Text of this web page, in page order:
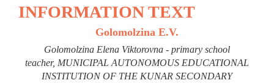
INFORMATION TEXT
Golomolzina E.V.
Golomolzina Elena Viktorovna - primary school
teacher, MUNICIPAL AUTONOMOUS EDUCATIONAL
INSTITUTION OF THE KUNAR SECONDARY